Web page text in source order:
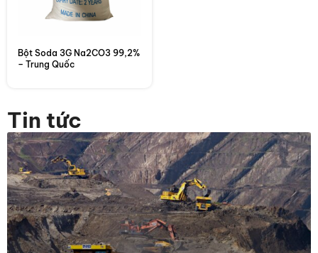
Bột Soda 3G Na2CO3 99,2%
– Trung Quốc
Tin tức